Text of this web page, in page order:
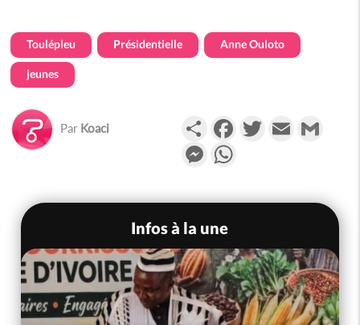
Toulépleu Présidentielle Anne Ouloto
jeunes
Par Koaci PartagerFacebookTwitterEmail
Messenger
Infos à la une